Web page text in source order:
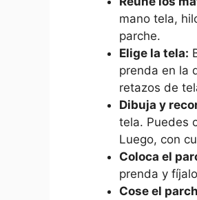
mano tela,
parche.
Elige la tela:
prenda ​en la
retazos de
Dibuja⁤ y
tela. Puedes
Luego, con
Coloca el
prenda y
Cose ⁤el